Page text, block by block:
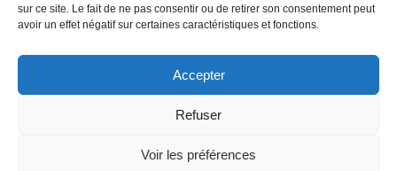
sur ce site. Le fait de ne pas consentir ou de retirer son consentement peut
avoir un effet négatif sur certaines caractéristiques et fonctions.
Accepter
Refuser
Voir les préférences
Réalisation du siteCETIR